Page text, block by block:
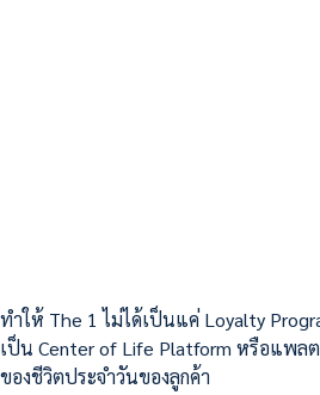
ทำให้ The 1 ไม่ได้เป็นแค่ Loyalty
เป็น Center of Life Platform หรือแพล
ของชีวิตประจำวันของลูกค้า